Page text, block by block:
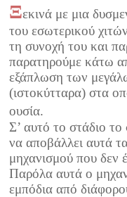
Ξεκινά με μια
του εσωτερικού
τη συνοχή του και
παρατηρούμε κάτω
εξάπλωση των
(ιστοκύτταρα) στα
ουσία.
Σ’ αυτό το στάδιο
να αποβάλλει αυτά
μηχανισμού που δεν
Παρόλα αυτά ο
εμπόδια από